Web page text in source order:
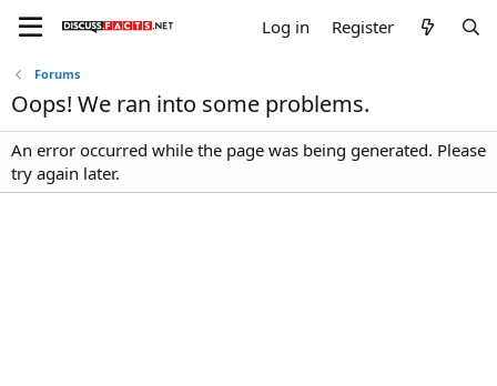
Log in Register
Forums
Oops! We ran into some problems.
An error occurred while the page was being generated. Please
try again later.